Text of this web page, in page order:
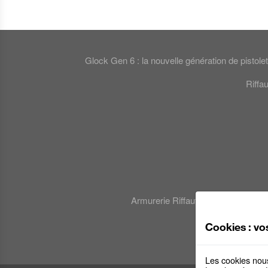
Glock Gen 6 : la nouvelle génération de
Armurerie Riffaut : le 1er
Cookies :
Les cookies